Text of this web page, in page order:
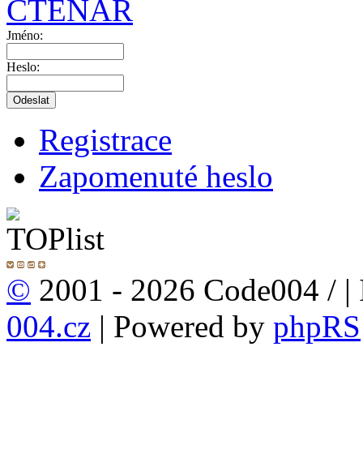
ČTENÁŘ
Jméno:
Heslo:
Registrace
Zapomenuté heslo
© 2001 - 2026 Code004 / |
004.cz | Powered by phpRS